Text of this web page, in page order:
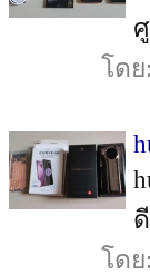
โดย
โดย